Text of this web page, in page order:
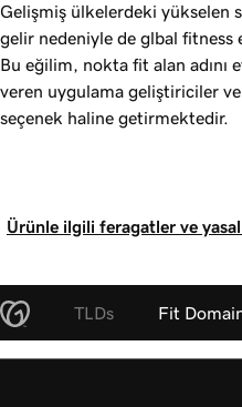
Gelişmiş ülkelerdeki yükselen
gelir nedeniyle de glbal fitness
Bu eğilim, nokta fit alan adını
veren uygulama geliştiriciler
seçenek haline getirmektedir.
Ürünle ilgili feragatler ve
TLDs Fit